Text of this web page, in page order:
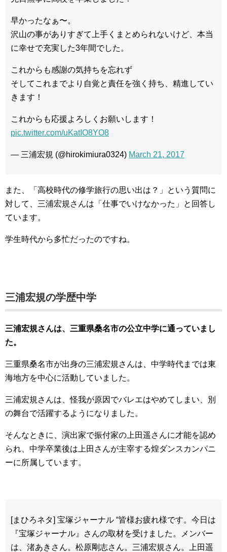
早かったなぁ〜。
沢山の事がありすぎて上手くまとめられないけど、本当
に幸せで充実した3年間でした。
これからも感謝の気持ちを忘れず
そしてこれまでより自覚と責任を強く持ち、精進してい
きます！
これからも応援よろしくお願いします！
pic.twitter.com/uKatIO8YO8
— 三浦宏規 (@hirokimiura0324) March 21, 2017
また、「高校時代の修学旅行の思い出は？」という質問に
対して、三浦宏規さんは「仕事でいけなかった」と回答し
ています。
学生時代から多忙だったのですね。
三浦宏規の学歴中学
三浦宏規さんは、三重県桑名市の公立中学に通っていまし
た。
三重県桑名市が出身の三浦宏規さんは、中学時代までは東
海地方を中心に活動していました。
三浦宏規さんは、怪我が原因でバレエはやめてしまい、別
の舞台で活躍するようになりました。
そんなときに、演出家で振付家の上田遥さんに才能を認め
られ、中学卒業後は上田さんが主宰する煌ダンスカンパニ
ーに所属しています。
[まひろネタ] 宝塚ジャーナル “皆様お疲れ様です。今日は
『宝塚ジャーナル』さんの取材を受けました。メンバー
は、渚あきさん。松原剛志さん。三浦宏規さん。上田遥